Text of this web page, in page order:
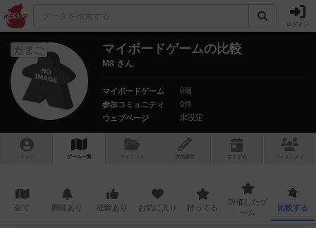
ログイン
たまご マイボードゲームの比較
M8 さん
マイボードゲーム
0個
参加コミュニティ
0件
ウェブページ
未設定
トップ ゲーム一覧 マイリスト 投稿履歴 ボ ドゲ コミュニティ
全て 興味あり 経験あり お気に入り 持ってる
評価したゲ
ーム
比較する